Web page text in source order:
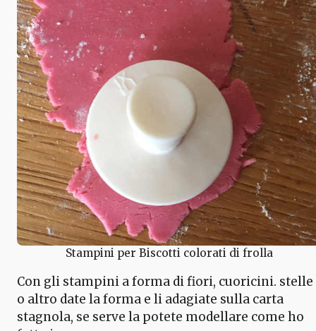
Stampini per Biscotti colorati di frolla
Con gli stampini a forma di fiori, cuoricini. stelle
o altro date la forma e li adagiate sulla carta
stagnola, se serve la potete modellare come ho